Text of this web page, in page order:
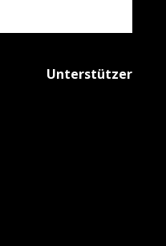
Unterstützer